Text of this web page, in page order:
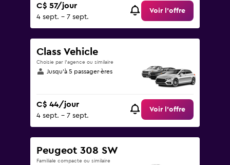
C$ 57/jour
4 sept. - 7 sept.
Voir l’offre
Class Vehicle
Choisie par l’agence ou similaire
Jusqu’à 5 passager·ères
C$ 44/jour
4 sept. - 7 sept.
Voir l’offre
Peugeot 308 SW
Familiale compacte ou similaire